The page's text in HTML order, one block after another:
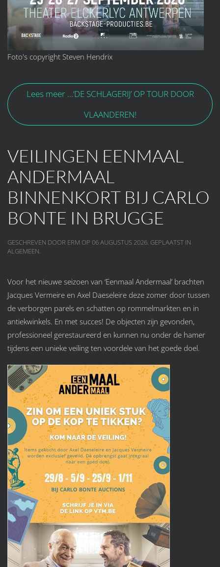
Foto's copyright Steven Hendrix
Lees meer …‘DE SCHLAGERIJ’ OP TOUR DOOR
VLAANDEREN!
VEILINGEN EENMAAL
ANDERMAAL
BINNENKORT BIJ CARLO
BONTE IN BRUGGE
GESCHREVEN DOOR ERM OP 06 AUGUSTUS 2026. GEPLAATST IN
ALGEMEEN.
Voor het nieuwe seizoen van ‘Eenmaal Andermaal’ brachten
Jacques Vermeire en Axel Daeseleire deze zomer door tussen
de verborgen parels en schatten op rommelmarkten en in
antiekwinkels. En met succes! De objecten zijn gevonden,
professioneel gerestaureerd en kunnen nu onder de hamer
tijdens een unieke veiling ten voordele van het goede doel.